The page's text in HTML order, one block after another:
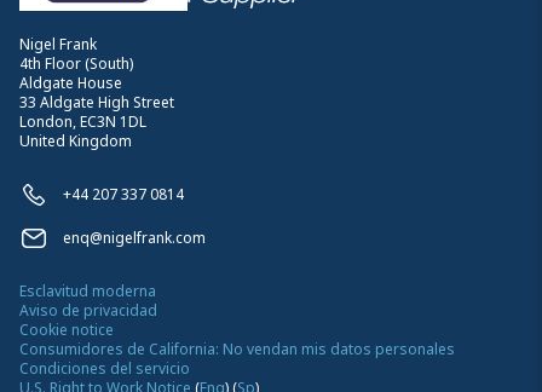
Nigel Frank
4th Floor (South)
Aldgate House
33 Aldgate High Street
London, EC3N 1DL
United Kingdom
+44 207 337 0814
enq@nigelfrank.com
Esclavitud moderna
Aviso de privacidad
Cookie notice
Consumidores de California: No vendan mis datos personales
Condiciones del servicio
U.S. Right to Work Notice (Eng)(Sp)